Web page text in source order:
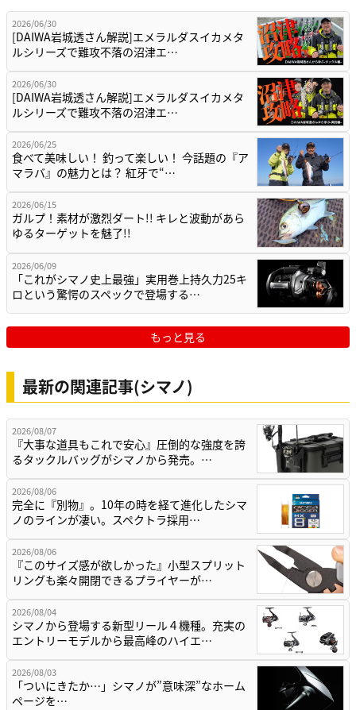
2026/06/30
[DAIWA岩城透さん解説]エメラルダスイカメタ
ルシリーズで難攻不落の沼津エ…
2026/06/30
[DAIWA岩城透さん解説]エメラルダスイカメタ
ルシリーズで難攻不落の沼津エ…
2026/06/25
食べて美味しい！ 釣って楽しい！ 今話題の『ア
マラバ』の魅力とは？ 紅牙で“…
2026/06/15
ガルプ！素材が激烈ダート!! キレと波動があら
ゆるターゲットを魅了!!
2026/06/09
「これがシマノ史上最強」実用巻上持久力25キ
ロという驚愕のスペックで登場する…
もっと見る
最新の関連記事(シマノ)
2026/08/07
『大事な道具もこれで安心』圧倒的な強度を誇
るタックルバッグがシマノから発売。…
2026/08/06
完全に『別物』。10年の時を経て進化したシマ
ノのラインが凄い。スペクトラ採用…
2026/08/06
『このサイズ感が欲しかった』小型スプリット
リングも楽々開閉できるプライヤーが…
2026/08/04
シマノから登場する新型リール４機種。充実の
エントリーモデルから最高峰のハイエ…
2026/08/03
「ついにきたか…」シマノが”意味深”なホーム
ページを…